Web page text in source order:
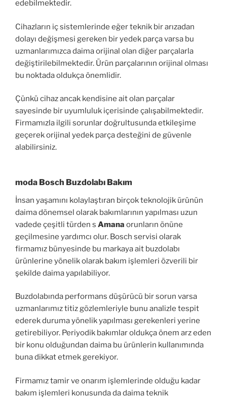
edebilmektedir.
Cihazların iç sistemlerinde eğer teknik bir arızadan
dolayı değişmesi gereken bir yedek parça varsa bu
uzmanlarımızca daima orijinal olan diğer parçalarla
değiştirilebilmektedir. Ürün parçalarının orijinal olması
bu noktada oldukça önemlidir.
Çünkü cihaz ancak kendisine ait olan parçalar
sayesinde bir uyumluluk içerisinde çalışabilmektedir.
Firmamızla ilgili sorunlar doğrultusunda etkileşime
geçerek orijinal yedek parça desteğini de güvenle
alabilirsiniz.
moda Bosch Buzdolabı Bakım
İnsan yaşamını kolaylaştıran birçok teknolojik ürünün
daima dönemsel olarak bakımlarının yapılması uzun
vadede çeşitli türden s Amana orunların önüne
geçilmesine yardımcı olur. Bosch servisi olarak
firmamız bünyesinde bu markaya ait buzdolabı
ürünlerine yönelik olarak bakım işlemleri özverili bir
şekilde daima yapılabiliyor.
Buzdolabında performans düşürücü bir sorun varsa
uzmanlarımız titiz gözlemleriyle bunu analizle tespit
ederek duruma yönelik yapılması gerekenleri yerine
getirebiliyor. Periyodik bakımlar oldukça önem arz eden
bir konu olduğundan daima bu ürünlerin kullanımında
buna dikkat etmek gerekiyor.
Firmamız tamir ve onarım işlemlerinde olduğu kadar
bakım işlemleri konusunda da daima teknik